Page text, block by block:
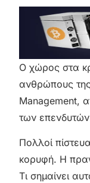
Ο χώρος στα
ανθρώπους
Management,
των επενδυτών
Πολλοί
κορυφή. Η
Τι σημαίνει